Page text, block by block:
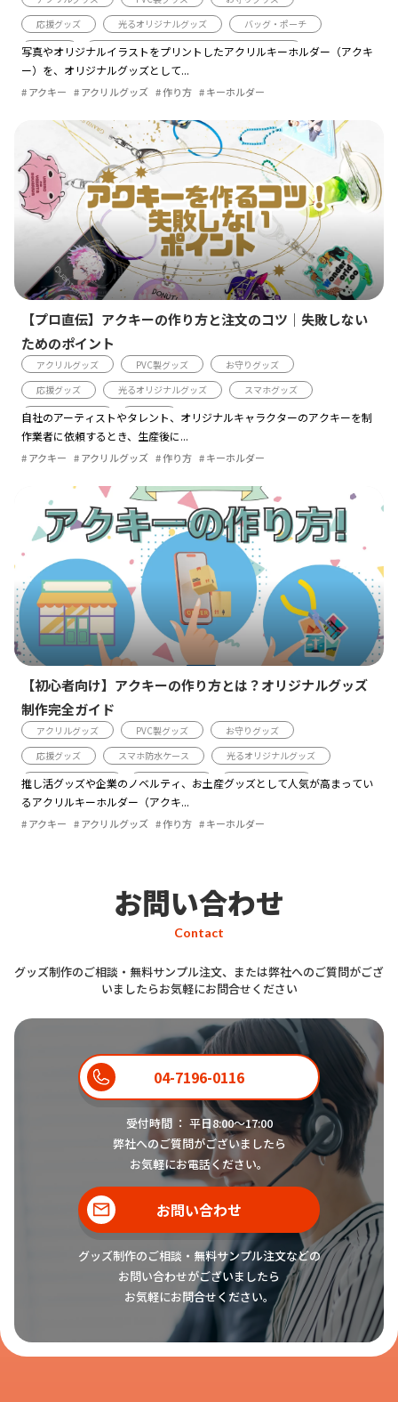
応援グッズ
光るオリジナルグッズ
バッグ・ポーチ
推し活
アクリルキーホルダー・チャームのデザイン例
キーホルダーのOEM製作
アクリルグッズの作成プロセス
アイテム紹介
知識
写真やオリジナルイラストをプリントしたアクリルキーホルダー（アクキ
ー）を、オリジナルグッズとして...
アクキー アクリルグッズ 作り方 キーホルダー
【プロ直伝】アクキーの作り方と注文のコツ｜失敗しない
ためのポイント
アクリルグッズ PVC製グッズ
お守りグッズ
応援グッズ
光るオリジナルグッズ
スマホグッズ
バッグ・ポーチ
推し活
アクリルキーホルダー・チャームのデザイン例
アクリルスタンド・ジオラマのOEMサービス
オリジナルグッズのマーケティング戦略
アクリルグッズの作成プロセス
アイテム紹介
自社のアーティストやタレント、オリジナルキャラクターのアクキーを制
作業者に依頼するとき、生産後に...
アクキー アクリルグッズ 作り方 キーホルダー
【初心者向け】アクキーの作り方とは？オリジナルグッズ
制作完全ガイド
アクリルグッズ PVC製グッズ
お守りグッズ
応援グッズ
スマホ防水ケース
光るオリジナルグッズ
防水スマホケース
スマホグッズ
バッグ・ポーチ
推し活
アクリルキーホルダー・チャームのデザイン例
オリジナルグッズのマーケティング戦略
アイテム紹介
推し活グッズや企業のノベルティ、お土産グッズとして人気が高まってい
るアクリルキーホルダー（アクキ...
アクキー アクリルグッズ 作り方 キーホルダー
お問い合わせ
Contact
グッズ制作のご相談・無料サンプル注文、または弊社へのご質問がござ
いましたらお気軽にお問合せください
04-7196-0116
受付時間 ： 平日8:00〜17:00
弊社へのご質問がございましたら
お気軽にお電話ください。
お問い合わせ
グッズ制作のご相談・無料サンプル注文などの
お問い合わせがございましたら
お気軽にお問合せください。